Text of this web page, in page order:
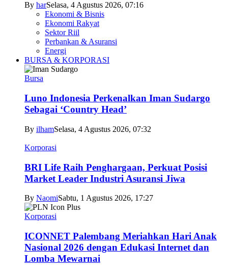
By harSelasa, 4 Agustus 2026, 07:16
Ekonomi & Bisnis
Ekonomi Rakyat
Sektor Riil
Perbankan & Asuransi
Energi
BURSA & KORPORASI
Bursa
Luno Indonesia Perkenalkan Iman Sudargo
Sebagai ‘Country Head’
By ilhamSelasa, 4 Agustus 2026, 07:32
Korporasi
BRI Life Raih Penghargaan, Perkuat Posisi
Market Leader Industri Asuransi Jiwa
By NaomiSabtu, 1 Agustus 2026, 17:27
Korporasi
ICONNET Palembang Meriahkan Hari Anak
Nasional 2026 dengan Edukasi Internet dan
Lomba Mewarnai